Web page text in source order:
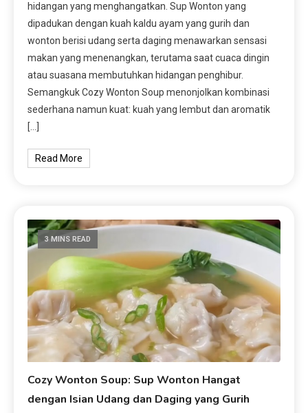
hidangan yang menghangatkan. Sup Wonton yang
dipadukan dengan kuah kaldu ayam yang gurih dan
wonton berisi udang serta daging menawarkan sensasi
makan yang menenangkan, terutama saat cuaca dingin
atau suasana membutuhkan hidangan penghibur.
Semangkuk Cozy Wonton Soup menonjolkan kombinasi
sederhana namun kuat: kuah yang lembut dan aromatik
[…]
Read More
3 MINS READ
Cozy Wonton Soup: Sup Wonton Hangat
dengan Isian Udang dan Daging yang Gurih